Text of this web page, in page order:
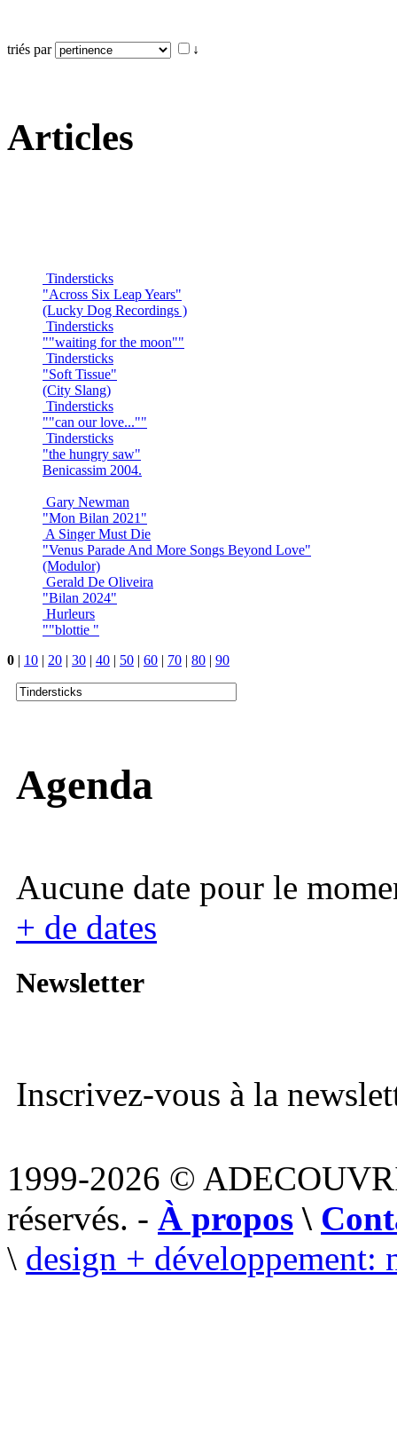
triés par ↓
Articles
Tindersticks
"Across Six Leap Years"
(Lucky Dog Recordings )
Tindersticks
""waiting for the moon""
Tindersticks
"Soft Tissue"
(City Slang)
Tindersticks
""can our love...""
Tindersticks
"the hungry saw"
Benicassim 2004.
Gary Newman
"Mon Bilan 2021"
A Singer Must Die
"Venus Parade And More Songs Beyond Love"
(Modulor)
Gerald De Oliveira
"Bilan 2024"
Hurleurs
""blottie "
0 | 10 | 20 | 30 | 40 | 50 | 60 | 70 | 80 | 90
Agenda
Aucune date pour le
+ de dates
Newsletter
Inscrivez-vous à la
1999-2026 ©
réservés. - À propos \
\ design + développement: